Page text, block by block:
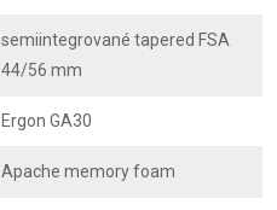
semiintegrované tapered FSA
44/56 mm
Ergon GA30
Apache memory foam